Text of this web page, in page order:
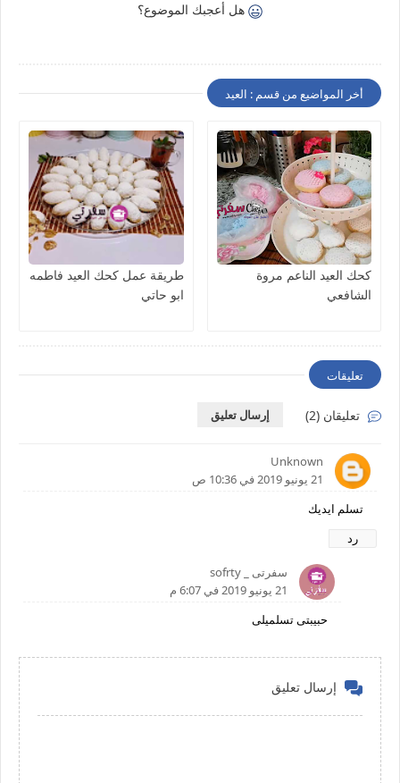
هل أعجبك الموضوع؟
أخر المواضيع من قسم : العيد
كحك العيد الناعم مروة
الشافعي
طريقة عمل كحك العيد فاطمه
ابو حاتي
تعليقات
تعليقان (2) إرسال تعليق
Unknown
21 يونيو 2019 في 10:36 ص
تسلم ايديك
رد
سفرتى _ sofrty
21 يونيو 2019 في 6:07 م
حبيبتى تسلميلى
إرسال تعليق